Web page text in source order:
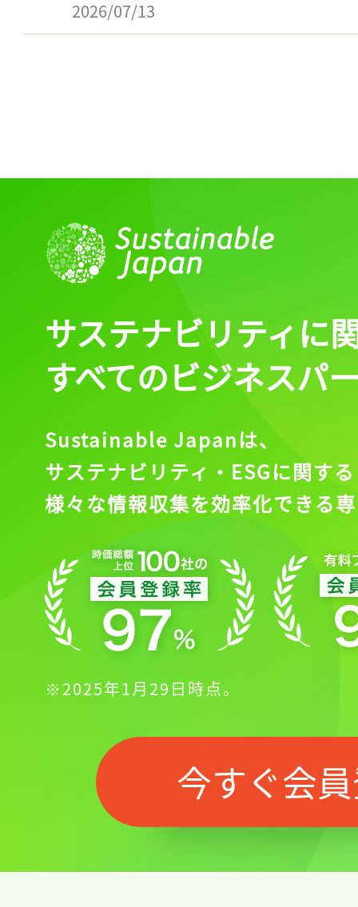
2026/07/13
会員登録
サステナビリティに
すべてのビジネスパ
Sustainable Japanは、
サステナビリティ・ESGに関する
様々な情報収集を効率化できる
※2025年1月29日時点。
今すぐ会